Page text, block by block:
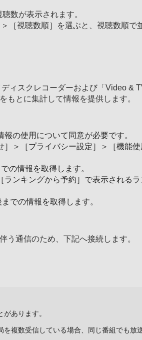
数が表示されます。
［視聴数順］を選ぶと、視聴数順で
ィスクレコーダーおよび「Video &
もとに集計して情報を提供します。
の使用について同意が必要です。
］＞［プライバシー設定］＞［機能
の情報を取得します。
ランキングから予約］で表示される
での情報を取得します。
う通信のため、下記へ接続します。
あります。
複数受信している場合、同じ番組でも放